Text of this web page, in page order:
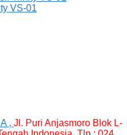
VS-01
, Jl. Puri Anjasmoro Blok L-